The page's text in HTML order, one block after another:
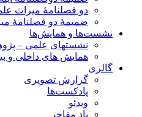
دو فصلنامۀ میراث
ضمیمۀ دو فصلنامۀ
نشست‌ها و همایش‌ها
نشستهای علمی –
همایش های داخلی و
گالری
گزارش تصویری
پادکست‌ها
ویدئو
یاد مفاخر